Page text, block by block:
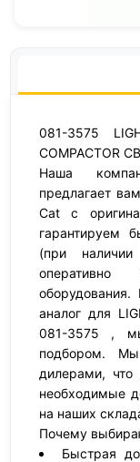
081-3575
COMPACTOR
Наша
предлагает
Cat с
гарантируем
(при
оперативно
аналог для
081-3575 ,
подбором.
дилерами, что
необходимые
на наших
Почему
Быстрая